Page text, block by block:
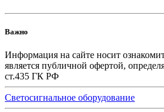
Важно
Информация на сайте носит
является публичной офертой,
ст.435 ГК РФ
Светосигнальное оборудование